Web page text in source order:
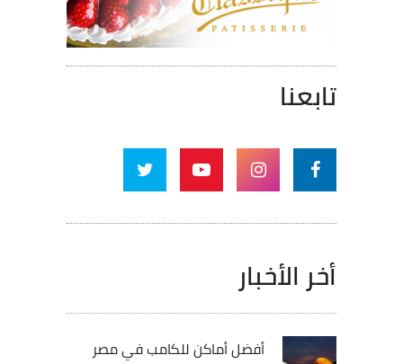
تابعنا
أخر الأخبار
أفضل أماكن للكامب في مصر